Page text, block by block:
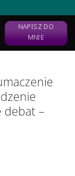
NAPISZ DO
MNIE
debat –